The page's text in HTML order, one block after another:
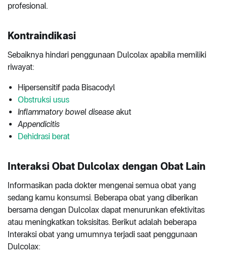
profesional.
Kontraindikasi
Sebaiknya hindari penggunaan Dulcolax apabila memiliki
riwayat:
Hipersensitif pada Bisacodyl
Obstruksi usus
Inflammatory bowel disease akut
Appendicitis
Dehidrasi berat
Interaksi Obat Dulcolax dengan Obat Lain
Informasikan pada dokter mengenai semua obat yang
sedang kamu konsumsi. Beberapa obat yang diberikan
bersama dengan Dulcolax dapat menurunkan efektivitas
atau meningkatkan toksisitas. Berikut adalah beberapa
Interaksi obat yang umumnya terjadi saat penggunaan
Dulcolax: